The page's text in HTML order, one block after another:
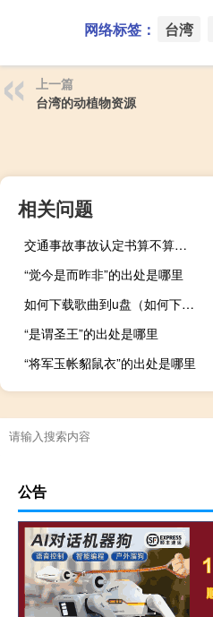
网络标签： 台湾
上一篇
台湾的动植物资源
相关问题
交通事故事故认定书算不算结案
“觉今是而昨非”的出处是哪里
如何下载歌曲到u盘（如何下载歌曲）
“是谓圣王”的出处是哪里
“将军玉帐貂鼠衣”的出处是哪里
公告